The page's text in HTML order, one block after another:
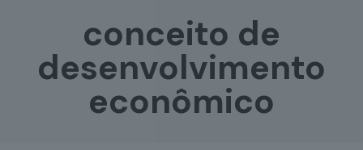
conceito de
desenvolvimento
econômico